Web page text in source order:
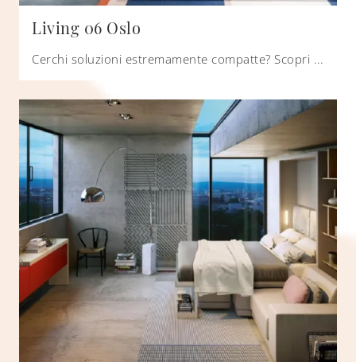
Living 06 Oslo
Cerchi soluzioni estremamente compatte? Scopri i letti a scomparsa Clei come questo modello Living 06 Oslo in laccato opaco.